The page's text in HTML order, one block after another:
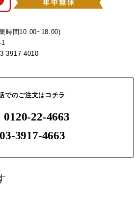
時間10:00~18:00)
1
3917-4010
でのご注文はコチラ
0120-22-4663
03-3917-4663